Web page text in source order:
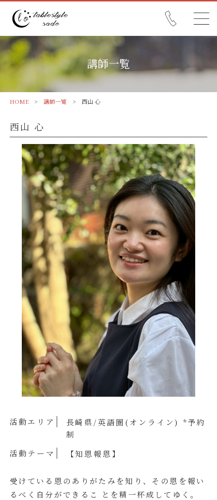
講師一覧
HOME> 講師一覧 > 西山 心
西山 心
活動エリア
長崎県/英語圏(オンライン) *予約
制
活動テーマ
【知恩報恩】
受けている恩のありがたみを知り、その恩を報い
るべく自分ができるこ とを精一杯成してゆく。